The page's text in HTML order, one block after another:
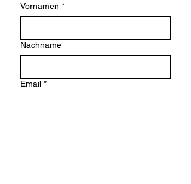
Vornamen *
Nachname
Email *